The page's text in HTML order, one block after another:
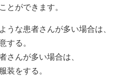
とができます。
うな患者さんが多い場合は、
する。
さんが多い場合は、
装をする。